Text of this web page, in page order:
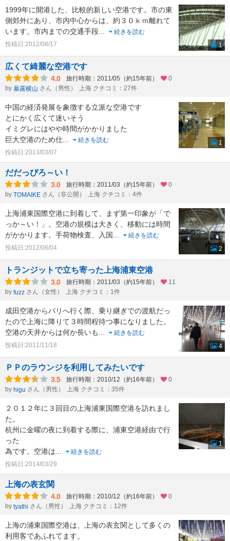
1999年に開港した、比較的新しい空港です。市の東
側郊外にあり、市内中心からは、約３０ｋｍ離れて
います。市内までの交通手段...
続きを読む
投稿日:2012/08/17
1
広くて綺麗な空港です
4.0 旅行時期：2011/05（約15年前）
0
by 暴露横山 さん（男性） 上海 クチコミ：27件
中国の経済発展を象徴する立派な空港です
とにかく広くて迷いそう
イミグレにはやや時間がかかりました
巨大空港のため仕...
続きを読む
投稿日:2013/03/07
1
だだっぴろ～い！
3.0 旅行時期：2011/03（約15年前）
0
by TOMAIKE さん（非公開） 上海 クチコミ：4件
上海浦東国際空港に到着して、まず第一印象が「で
っか～い！」。空港の規模は大きく、移動には時間
がかかります。手荷物検査、入国...
続きを読む
投稿日:2012/06/04
2
トランジットで立ち寄った上海浦東空港
3.0 旅行時期：2011/03（約15年前）
11
by fuzz さん（女性） 上海 クチコミ：1件
成田空港からパリへ行く際、乗り継ぎでの渡航だっ
たので上海に降りて３時間程待つ事になりました。
空港の天井からは何か長いも...
続きを読む
投稿日:2011/11/18
4
ＰＰのラウンジを利用してみたいです
3.5 旅行時期：2010/12（約16年前）
0
by higu さん（男性） 上海 クチコミ：35件
２０１２年に３回目の上海浦東国際空港を訪れまし
た。
杭州に金曜の夜に到着する際に、浦東空港経由で行
った
為です。空港は...
続きを読む
投稿日:2014/03/29
1
上海の表玄関
4.0 旅行時期：2010/12（約16年前）
0
by tyathi さん（男性） 上海 クチコミ：12件
上海の浦東国際空港は、上海の表玄関として多くの
利用客であふれてます。